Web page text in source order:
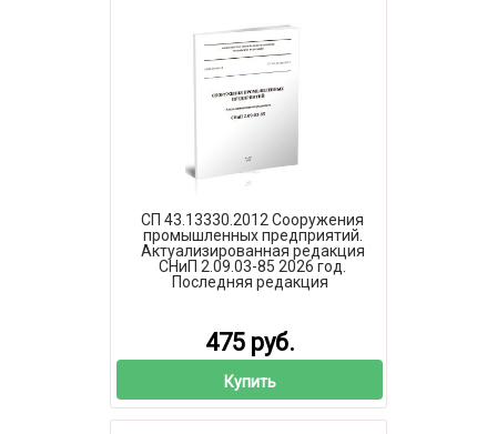
СП 43.13330.2012 Сооружения
промышленных предприятий.
Актуализированная редакция
СНиП 2.09.03-85 2026 год.
Последняя редакция
475 руб.
Купить